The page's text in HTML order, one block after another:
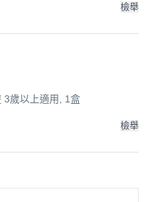
檢舉
3歲以上適用, 1盒
檢舉